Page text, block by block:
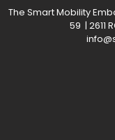
The Smart Mobility
59 | 2611